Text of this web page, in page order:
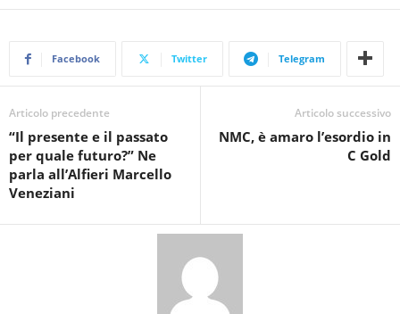
Facebook Twitter Telegram
Articolo precedente
“Il presente e il passato
per quale futuro?” Ne
parla all’Alfieri Marcello
Veneziani
Articolo successivo
NMC, è amaro l’esordio in
C Gold